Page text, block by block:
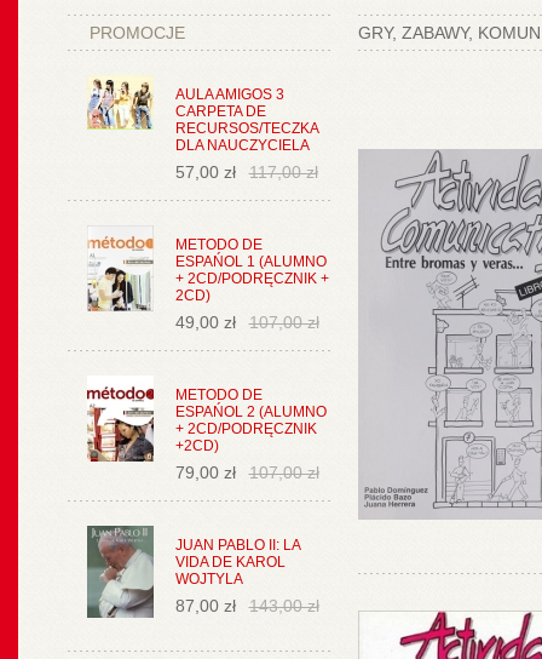
PROMOCJE
AULA AMIGOS 3
CARPETA DE
RECURSOS/TECZKA
DLA NAUCZYCIELA
57,00 zł 117,00 zł
METODO DE
ESPAŃOL 1 (ALUMNO
+ 2CD/PODRĘCZNIK +
2CD)
49,00 zł 107,00 zł
METODO DE
ESPAŃOL 2 (ALUMNO
+ 2CD/PODRĘCZNIK
+2CD)
79,00 zł 107,00 zł
JUAN PABLO II: LA
VIDA DE KAROL
WOJTYLA
87,00 zł 143,00 zł
GRY, ZABAWY,